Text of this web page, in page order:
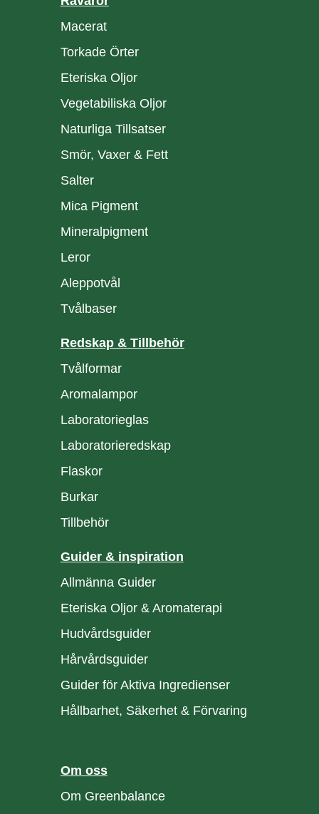
Macerat
Torkade Örter
Eteriska Oljor
Vegetabiliska Oljor
Naturliga Tillsatser
Smör, Vaxer & Fett
Salter
Mica Pigment
Mineralpigment
Leror
Aleppotvål
Tvålbaser
Redskap & Tillbehör
Tvålformar
Aromalampor
Laboratorieglas
Laboratorieredskap
Flaskor
Burkar
Tillbehör
Guider & inspiration
Allmänna Guider
Eteriska Oljor & Aromaterapi
Hudvårdsguider
Hårvårdsguider
Guider för Aktiva Ingredienser
Hållbarhet, Säkerhet & Förvaring
Om oss
Om Greenbalance